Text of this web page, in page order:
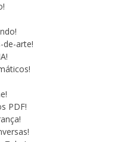
de-arte!
PDF!